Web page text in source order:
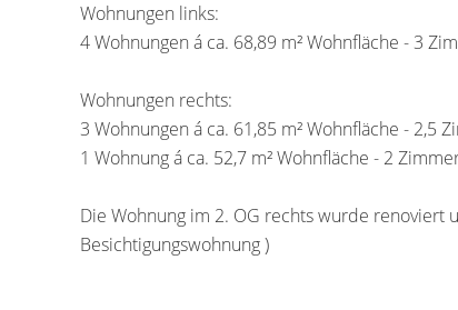
Wohnungen links:
4 Wohnungen á ca. 68,89 m² Wohnfläche - 3
Wohnungen rechts:
3 Wohnungen á ca. 61,85 m² Wohnfläche - 2,5
1 Wohnung á ca. 52,7 m² Wohnfläche - 2
Die Wohnung im 2. OG rechts wurde renoviert
Besichtigungswohnung )